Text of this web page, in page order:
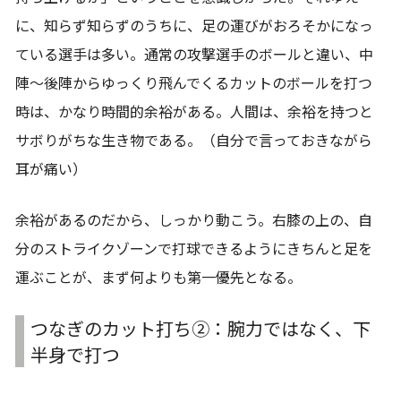
に、知らず知らずのうちに、足の運びがおろそかになっ
ている選手は多い。通常の攻撃選手のボールと違い、中
陣～後陣からゆっくり飛んでくるカットのボールを打つ
時は、かなり時間的余裕がある。人間は、余裕を持つと
サボりがちな生き物である。（自分で言っておきながら
耳が痛い）
余裕があるのだから、しっかり動こう。右膝の上の、自
分のストライクゾーンで打球できるようにきちんと足を
運ぶことが、まず何よりも第一優先となる。
つなぎのカット打ち②：腕力ではなく、下
半身で打つ